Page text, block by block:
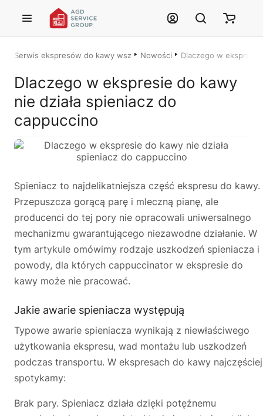
Przejdź do treści głównej
Serwis ekspresów do kawy wszystkich marek – Łódź i cała Polska
Nowości Dlaczego w
Dlaczego w ekspresie do kawy
nie działa spieniacz do
cappuccino
Spieniacz to najdelikatniejsza część ekspresu do kawy.
Przepuszcza gorącą parę i mleczną pianę, ale
producenci do tej pory nie opracowali uniwersalnego
mechanizmu gwarantującego niezawodne działanie. W
tym artykule omówimy rodzaje uszkodzeń spieniacza i
powody, dla których cappuccinator w ekspresie do
kawy może nie pracować.
Jakie awarie spieniacza występują
Typowe awarie spieniacza wynikają z niewłaściwego
użytkowania ekspresu, wad montażu lub uszkodzeń
podczas transportu. W ekspresach do kawy najczęściej
spotykamy:
Brak pary. Spieniacz działa dzięki potężnemu
Justyna — konsultant AI
AGD Group • eksperci od ekspresów
Cześć! Jestem Justyna
Pomogę Ci z ekspresem do kawy — sprawdzenie, naprawa, części
🔎 Status naprawy 🔧Jak oddać do naprawy?
💰Ile kosztuje naprawa? ☕Ekspres nie działa
Szukam części
🛒Jak kupić w sklepie? 🧴Odkamienianie